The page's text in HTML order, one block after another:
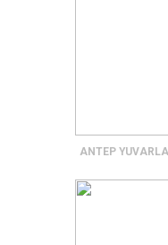
ANTEP